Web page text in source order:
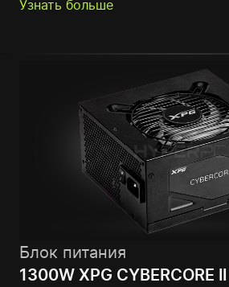
Узнать больше
Блок питания
1300W XPG CYBERCORE